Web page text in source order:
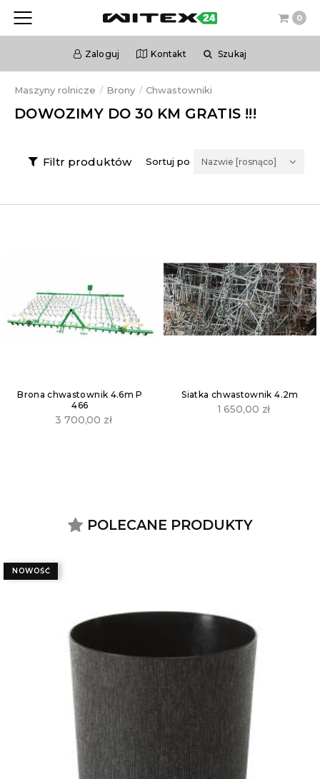
Zaloguj Kontakt
0
Szukaj
Maszyny rolnicze Brony Chwastowniki
DOWOZIMY DO 30 KM GRATIS !!!
Filtr produktów Sortuj po Nazwie [rosnąco]
Brona chwastownik 4.6m P
466
3 700,00 zł
Siatka chwastownik 4.2m
1 650,00 zł
POLECANE PRODUKTY
NOWOŚĆ